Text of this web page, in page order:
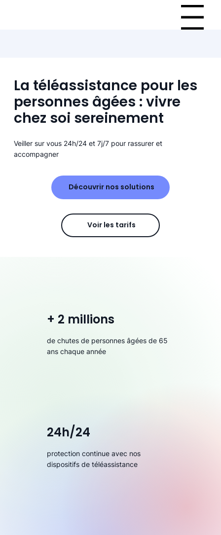
Menu
La téléassistance pour les
personnes âgées : vivre
chez soi sereinement
Veiller sur vous 24h/24 et 7j/7 pour rassurer et
accompagner
Découvrir nos solutions
Voir les tarifs
+ 2 millions
de chutes de personnes âgées de 65
ans chaque année
24h/24
protection continue avec nos
dispositifs de téléassistance